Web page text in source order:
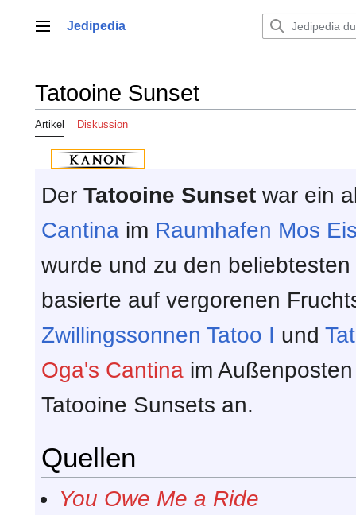
springenHauptmenü
Jedipedia
Tatooine Sunset
Artikel Diskussion
Der Tatooine Sunset war ein
Cantina im Raumhafen Mos
wurde und zu den
basierte auf vergorenen
Zwillingssonnen Tatoo I und
Oga's Cantina im
Tatooine Sunsets an.
Quellen
You Owe Me a Ride